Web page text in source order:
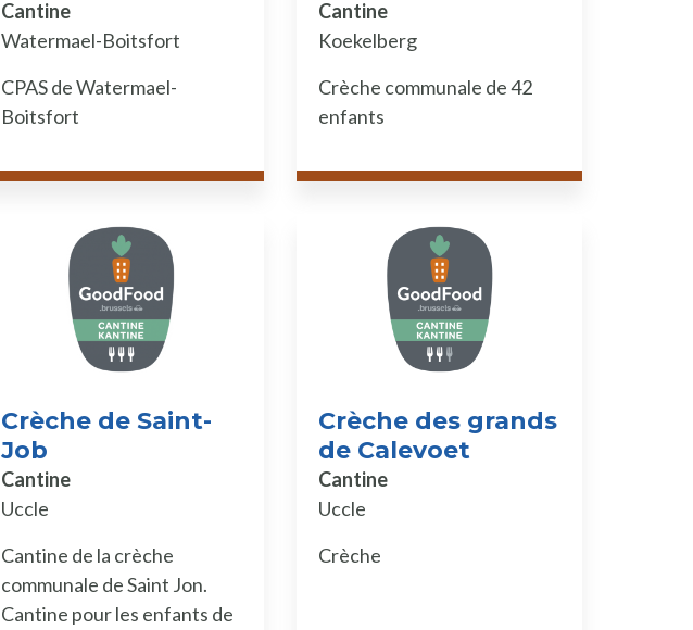
Cantine
Watermael-Boitsfort
CPAS de Watermael-
Boitsfort
Cantine
Koekelberg
Crèche communale de 42
enfants
Crèche de Saint-
Job
Cantine
Uccle
Cantine de la crèche
communale de Saint Jon.
Cantine pour les enfants de
Crèche des grands
de Calevoet
Cantine
Uccle
Crèche